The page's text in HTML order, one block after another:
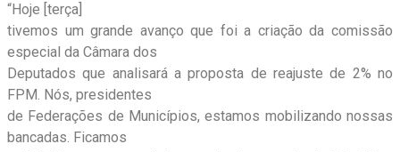
“Hoje [terça]
tivemos um grande avanço que foi a criação da comissão
especial da Câmara dos
Deputados que analisará a proposta de reajuste de 2% no
FPM. Nós, presidentes
de Federações de Municípios, estamos mobilizando nossas
bancadas. Ficamos